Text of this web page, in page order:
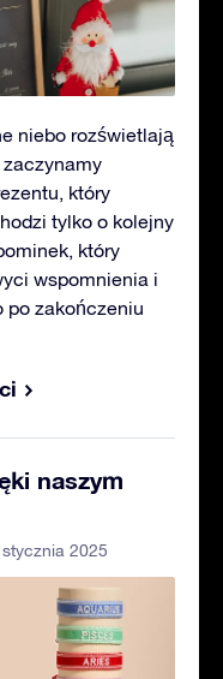
niebo rozświetlają
zaczynamy
który
tylko o kolejny
który
wspomnienia i
po zakończeniu
naszym
2025